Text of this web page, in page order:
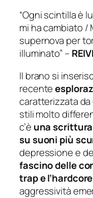
“Ogni scintilla è
mi ha cambiato /
supernova per
illuminato” –
Il brano si
recente
caratterizzata
stili molto
c’è una
su suoni più
depressione e
fascino delle
trap e l’hardcore
aggressività